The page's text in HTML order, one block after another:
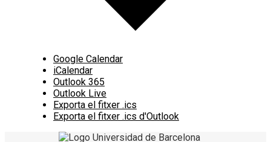
Google Calendar
iCalendar
Outlook 365
Outlook Live
Exporta el fitxer .ics
Exporta el fitxer .ics d'Outlook